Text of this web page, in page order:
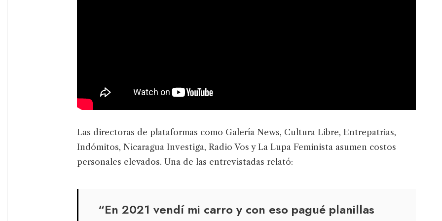
Las directoras de plataformas como Galería News, Cultura Libre, Entrepatrias,
Indómitos, Nicaragua Investiga, Radio Vos y La Lupa Feminista asumen costos
personales elevados. Una de las entrevistadas relató:
“En 2021 vendí mi carro y con eso pagué planillas